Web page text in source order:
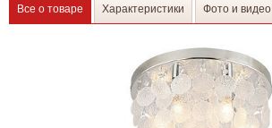
Все о товаре Характеристики Фото и видео